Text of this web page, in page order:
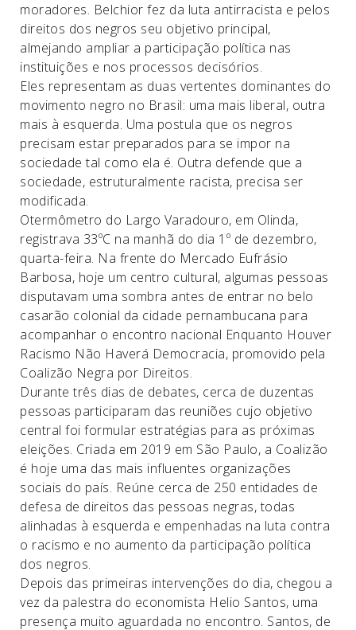
moradores. Belchior fez da luta antirracista e pelos
direitos dos negros seu objetivo principal,
almejando ampliar a participação política nas
instituições e nos processos decisórios.
Eles representam as duas vertentes dominantes do
movimento negro no Brasil: uma mais liberal, outra
mais à esquerda. Uma postula que os negros
precisam estar preparados para se impor na
sociedade tal como ela é. Outra defende que a
sociedade, estruturalmente racista, precisa ser
modificada.
Otermômetro do Largo Varadouro, em Olinda,
registrava 33ºC na manhã do dia 1º de dezembro,
quarta-feira. Na frente do Mercado Eufrásio
Barbosa, hoje um centro cultural, algumas pessoas
disputavam uma sombra antes de entrar no belo
casarão colonial da cidade pernambucana para
acompanhar o encontro nacional Enquanto Houver
Racismo Não Haverá Democracia, promovido pela
Coalizão Negra por Direitos.
Durante três dias de debates, cerca de duzentas
pessoas participaram das reuniões cujo objetivo
central foi formular estratégias para as próximas
eleições. Criada em 2019 em São Paulo, a Coalizão
é hoje uma das mais influentes organizações
sociais do país. Reúne cerca de 250 entidades de
defesa de direitos das pessoas negras, todas
alinhadas à esquerda e empenhadas na luta contra
o racismo e no aumento da participação política
dos negros.
Depois das primeiras intervenções do dia, chegou a
vez da palestra do economista Helio Santos, uma
presença muito aguardada no encontro. Santos, de